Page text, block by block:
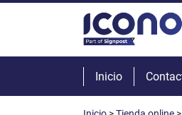
Inicio